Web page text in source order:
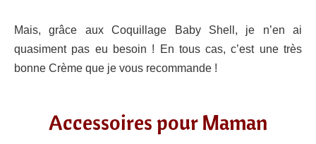
Mais, grâce aux Coquillage Baby Shell, je n’en ai
quasiment pas eu besoin ! En tous cas, c’est une très
bonne Crème que je vous recommande !
Accessoires pour Maman